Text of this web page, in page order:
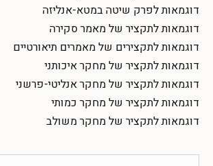
דוגמאות לפרק שיטה במטא-אנליזה
דוגמאות לתקציר של מאמר סקירה
דוגמאות לתקצירים של מאמרים תיאורטיים
דוגמאות לתקציר של מחקר איכותני
דוגמאות לתקציר של מחקר אנליטי-פרשני
דוגמאות לתקציר של מחקר כמותי
דוגמאות לתקציר של מחקר משולב